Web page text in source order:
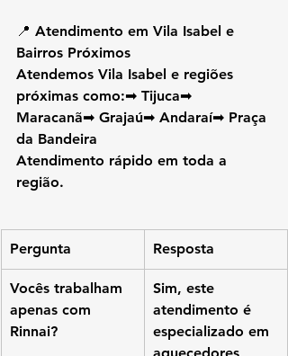
📍 Atendimento em Vila Isabel e
Bairros Próximos
Atendemos Vila Isabel e regiões
próximas como:➡ Tijuca➡
Maracanã➡ Grajaú➡ Andaraí➡ Praça
da Bandeira
Atendimento rápido em toda a
região.
Pergunta Resposta
Vocês trabalham
apenas com
Rinnai?
Sim, este
atendimento é
especializado em